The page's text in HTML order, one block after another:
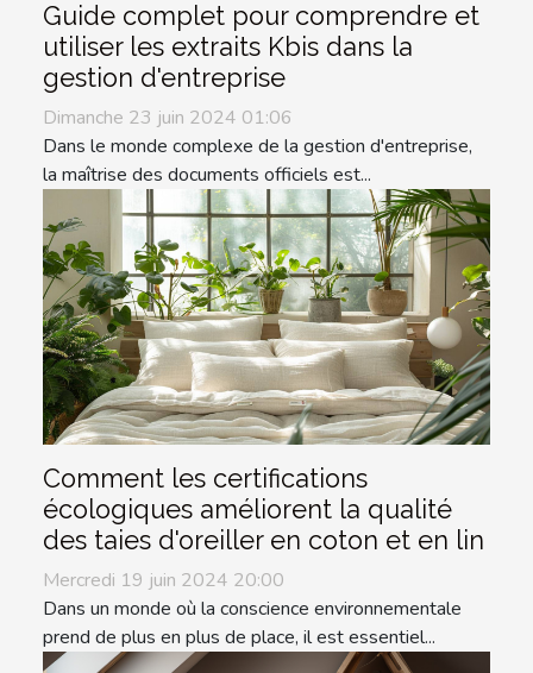
Guide complet pour comprendre et
utiliser les extraits Kbis dans la
gestion d'entreprise
Dimanche 23 juin 2024 01:06
Dans le monde complexe de la gestion d'entreprise,
la maîtrise des documents officiels est...
Comment les certifications
écologiques améliorent la qualité
des taies d'oreiller en coton et en lin
Mercredi 19 juin 2024 20:00
Dans un monde où la conscience environnementale
prend de plus en plus de place, il est essentiel...